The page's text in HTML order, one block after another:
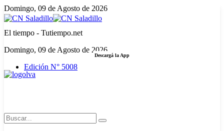
Domingo, 09 de Agosto de 2026
El tiempo - Tutiempo.net
Domingo, 09 de Agosto de 2026
Edición N° 5008
Descargá la App